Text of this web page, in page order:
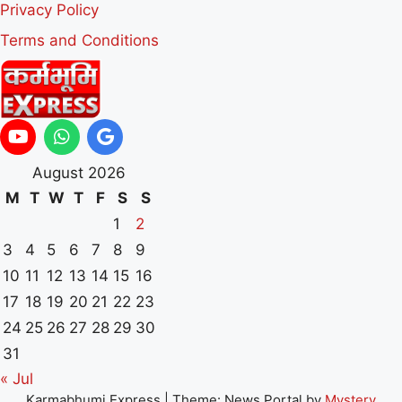
Privacy Policy
Terms and Conditions
August 2026
M T W T F S
S
1
2
3
4 5 6 7 8
9
10 11 12 13 14 15 16
17 18 19 20 21 22 23
24 25 26 27 28 29 30
31
« Jul